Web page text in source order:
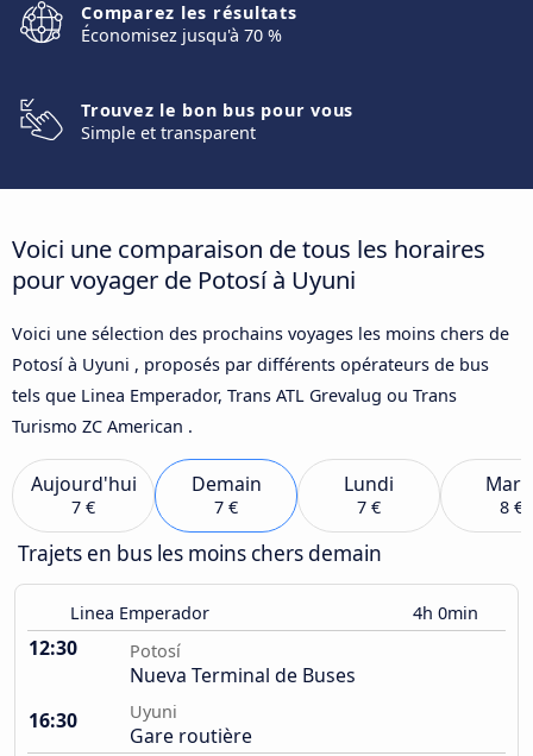
Comparez les résultats
Économisez jusqu'à 70 %
Trouvez le bon bus pour vous
Simple et transparent
Voici une comparaison de tous les horaires
pour voyager de Potosí à Uyuni
Voici une sélection des prochains voyages les moins chers de
Potosí à Uyuni , proposés par différents opérateurs de bus
tels que Linea Emperador, Trans ATL Grevalug ou Trans
Turismo ZC American .
Aujourd'hui
7 €
Demain
7 €
Lundi
7 € 8 €
Trajets en bus les moins chers demain
Linea Emperador 4h 0min
12:30 Potosí
Nueva Terminal de Buses
16:30
Uyuni
Gare routière